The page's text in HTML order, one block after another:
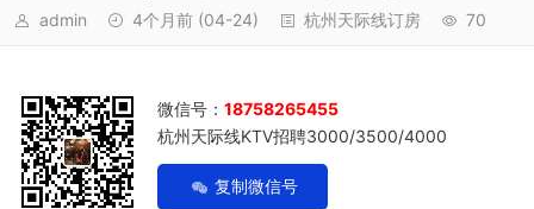
admin 4个月前 (04-24) 杭州天际线订房 70
微信号： 18758265455
杭州天际线KTV招聘3000/3500/4000
复制微信号